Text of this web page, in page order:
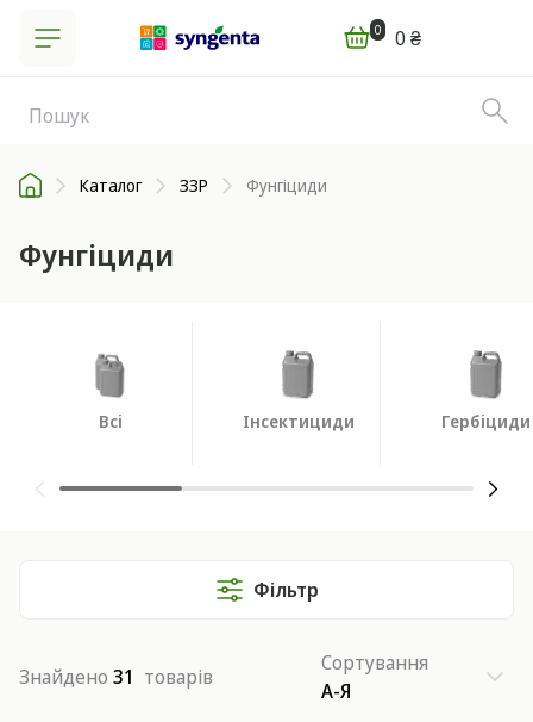
0 0 ₴
Каталог ЗЗР Фунгіциди
Фунгіциди
Всі Інсектициди Гербіциди
Фільтр
Знайдено 31 товарів
Сортування
А-Я